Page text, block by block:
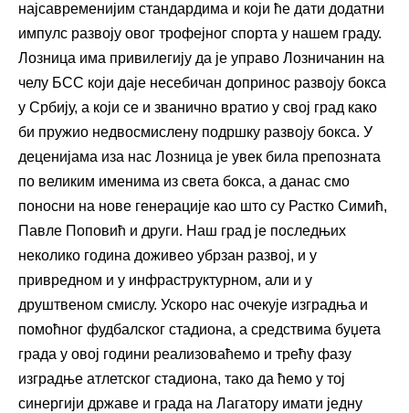
најсавременијим стандардима и који ће дати додатни
импулс развоју овог трофејног спорта у нашем граду.
Лозница има привилегију да је управо Лозничанин на
челу БСС који даје несебичан допринос развоју бокса
у Србију, а који се и званично вратио у свој град како
би пружио недвосмислену подршку развоју бокса. У
деценијама иза нас Лозница је увек била препозната
по великим именима из света бокса, а данас смо
поносни на нове генерације као што су Растко Симић,
Павле Поповић и други. Наш град је последњих
неколико година доживео убрзан развој, и у
привредном и у инфраструктурном, али и у
друштвеном смислу. Ускоро нас очекује изградња и
помоћног фудбалског стадиона, а средствима буџета
града у овој години реализоваћемо и трећу фазу
изградње атлетског стадиона, тако да ћемо у тој
синергији државе и града на Лагатору имати једну